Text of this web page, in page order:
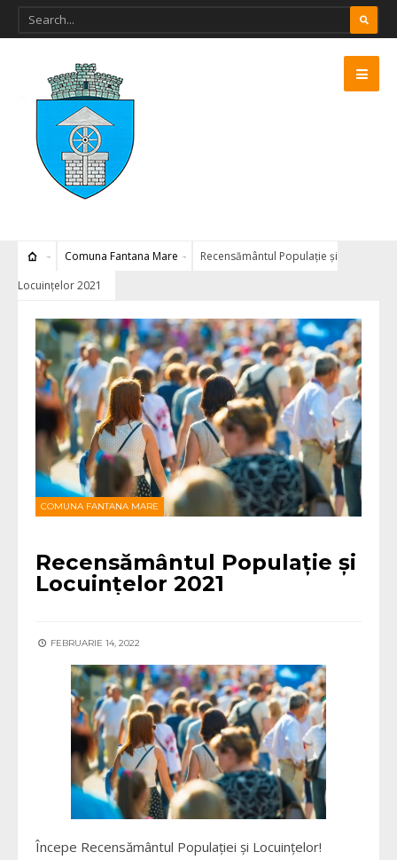
Comuna Fantana Mare
Recensământul Populație și
Locuințelor 2021
COMUNA FANTANA MARE
Recensământul Populație și
Locuințelor 2021
FEBRUARIE 14, 2022
Începe Recensământul Populației și Locuințelor!